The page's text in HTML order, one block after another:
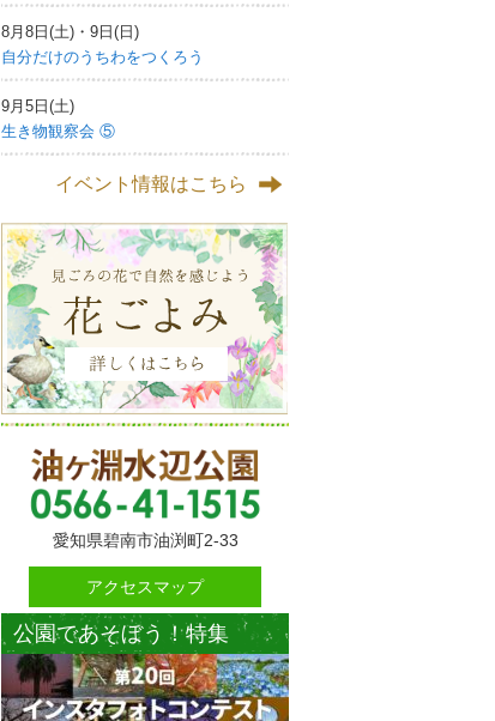
8月8日(土)・9日(日)
自分だけのうちわをつくろう
9月5日(土)
生き物観察会 ⑤
イベント情報はこちら
愛知県碧南市油渕町2-33
アクセスマップ
公園であそぼう！特集